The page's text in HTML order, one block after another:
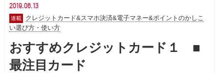
2019.06.13
クレジットカード&スマホ決済&電子マネー&ポイントのかしこ
い選び方・使い方
おすすめクレジットカード１ ■
最注目カード